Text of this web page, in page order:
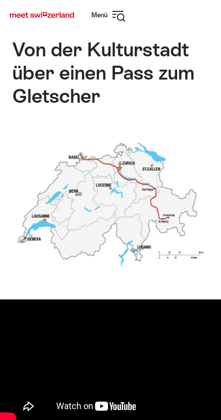
Menü
Von der Kulturstadt
über einen Pass zum
Gletscher